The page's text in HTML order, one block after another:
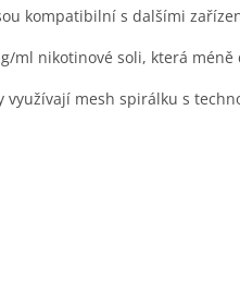
kompatibilní s dalšími
ml nikotinové soli, která
využívají mesh spirálku s